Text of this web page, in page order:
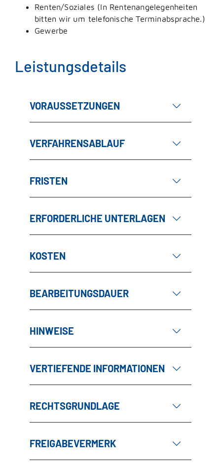
Renten/Soziales (In Rentenangelegenheiten
bitten wir um telefonische Terminabsprache.)
Gewerbe
Leistungsdetails
VORAUSSETZUNGEN
VERFAHRENSABLAUF
FRISTEN
ERFORDERLICHE UNTERLAGEN
KOSTEN
BEARBEITUNGSDAUER
HINWEISE
VERTIEFENDE INFORMATIONEN
RECHTSGRUNDLAGE
FREIGABEVERMERK